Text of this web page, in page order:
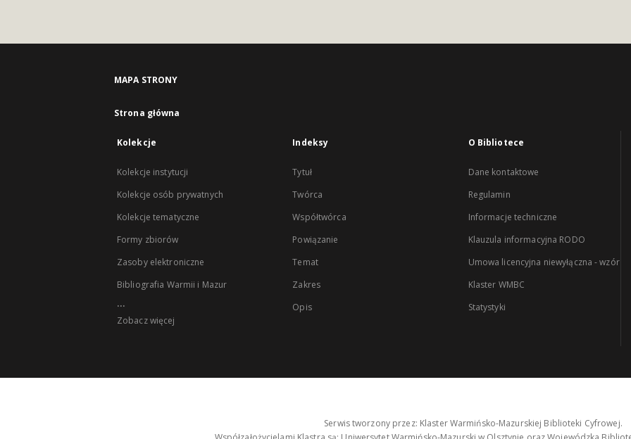
MAPA STRONY
Strona główna
Kolekcje
Kolekcje instytucji
Kolekcje osób prywatnych
Kolekcje tematyczne
Formy zbiorów
Zasoby elektroniczne
Bibliografia Warmii i Mazur
...
Zobacz więcej
Indeksy
Tytuł
Twórca
Współtwórca
Powiązanie
Temat
Zakres
Opis
O Bibliotece
Dane kontaktowe
Regulamin
Informacje techniczne
Klauzula informacyjna RODO
Umowa licencyjna niewyłączna - wzór
Klaster WMBC
Statystyki
Serwis tworzony przez: Klaster Warmińsko-Mazurskiej Biblioteki Cyfrowej.